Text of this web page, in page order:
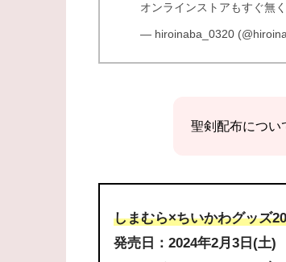
オンラインストアもすぐ無
— hiroinaba_0320
聖剣配布につい
しまむら×ちいかわグッズ
発売日：2024年2月3日(土)